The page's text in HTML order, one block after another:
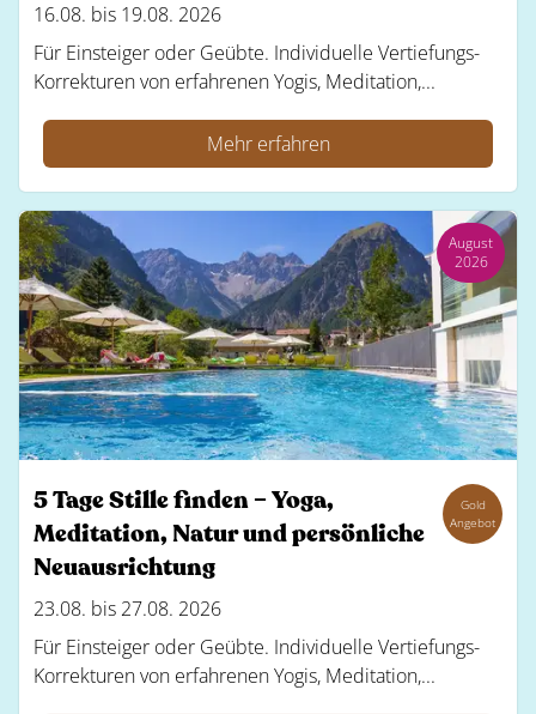
16.08. bis 19.08. 2026
Für Einsteiger oder Geübte. Individuelle Vertiefungs-
Korrekturen von erfahrenen Yogis, Meditation,...
Mehr erfahren
August
2026
5 Tage Stille finden – Yoga,
Meditation, Natur und persönliche
Neuausrichtung
Gold
Angebot
23.08. bis 27.08. 2026
Für Einsteiger oder Geübte. Individuelle Vertiefungs-
Korrekturen von erfahrenen Yogis, Meditation,...